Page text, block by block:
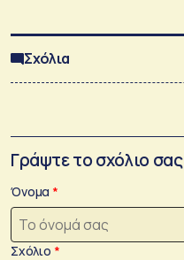
Σχόλια
Γράψτε το σχόλιο σας
Όνομα
Σχόλιο